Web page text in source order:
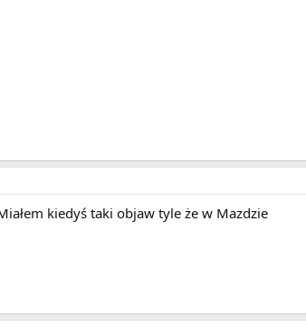
kiedyś taki objaw tyle że w Mazdzie